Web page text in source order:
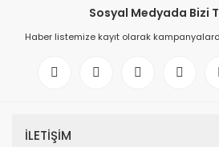
Sosyal Medyada Bizi
Haber listemize kayıt olarak
İLETİŞİM